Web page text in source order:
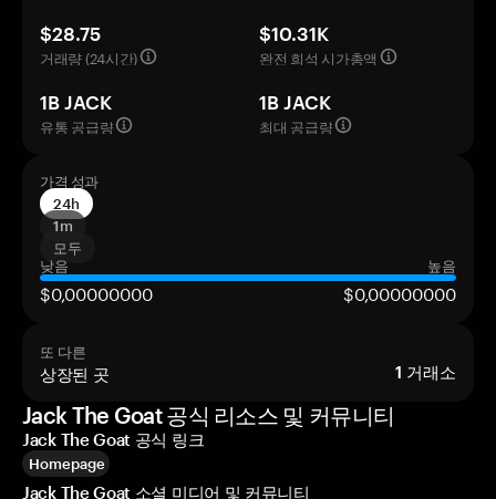
$28.75
거래량 (24시간)
$10.31K
완전 희석 시가총액
1B JACK
유통 공급량
1B JACK
최대 공급량
가격 성과
24h
1m
모두
낮음
높음
$0,00000000 $0,00000000
또 다른
상장된 곳 1 거래소
Jack The Goat 공식 리소스 및 커뮤니티
Jack The Goat 공식 링크
Homepage
Jack The Goat 소셜 미디어 및 커뮤니티